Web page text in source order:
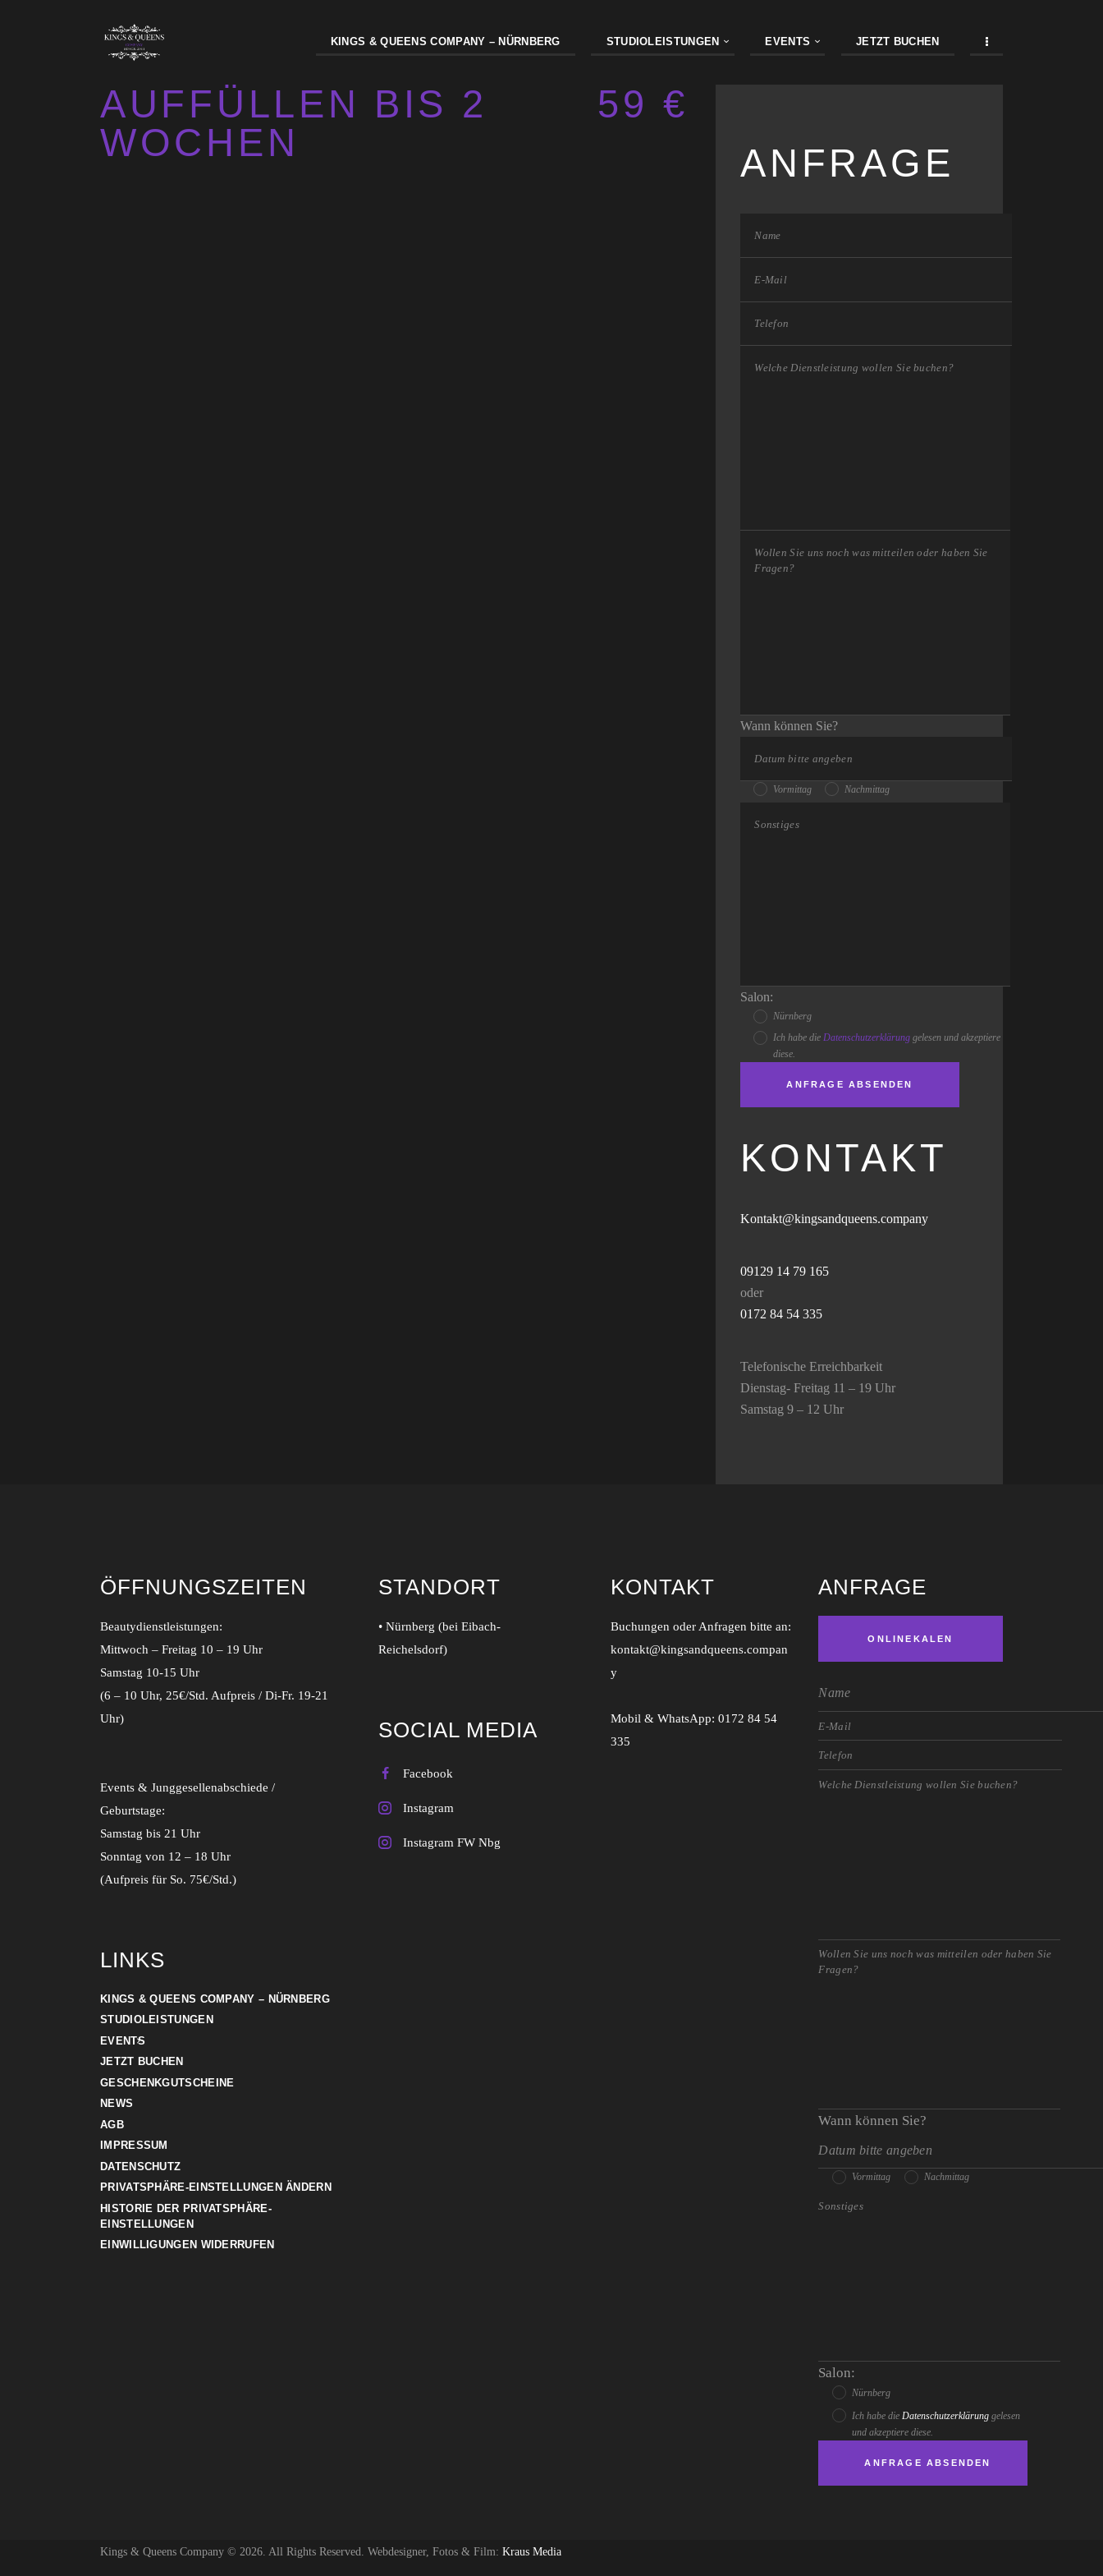
KINGS & QUEENS COMPANY – NÜRNBERG STUDIOLEISTUNGEN EVENTS JETZT BUCHEN
AUFFÜLLEN BIS 2
WOCHEN
59 €
ANFRAGE
Wann können Sie?
Vormittag Nachmittag
Salon:
Nürnberg
Ich habe dieDatenschutzerklärung gelesen und akzeptiere
diese.
KONTAKT
Kontakt@kingsandqueens.company
09129 14 79 165
oder
0172 84 54 335
Telefonische Erreichbarkeit
Dienstag- Freitag 11 – 19 Uhr
Samstag 9 – 12 Uhr
ÖFFNUNGSZEITEN
Beautydienstleistungen:
Mittwoch – Freitag 10 – 19 Uhr
Samstag 10-15 Uhr
(6 – 10 Uhr, 25€/Std. Aufpreis / Di-Fr. 19-21
Uhr)
Events & Junggesellenabschiede /
Geburtstage:
Samstag bis 21 Uhr
Sonntag von 12 – 18 Uhr
(Aufpreis für So. 75€/Std.)
LINKS
KINGS & QUEENS COMPANY – NÜRNBERG
STUDIOLEISTUNGEN
EVENTS
JETZT BUCHEN
GESCHENKGUTSCHEINE
NEWS
AGB
IMPRESSUM
DATENSCHUTZ
PRIVATSPHÄRE-EINSTELLUNGEN ÄNDERN
HISTORIE DER PRIVATSPHÄRE-
EINSTELLUNGEN
EINWILLIGUNGEN WIDERRUFEN
STANDORT
• Nürnberg (bei Eibach-
Reichelsdorf)
SOCIAL MEDIA
Facebook
Instagram
Instagram FW Nbg
KONTAKT
Buchungen oder Anfragen bitte an:
kontakt@kingsandqueens.compan
y
Mobil & WhatsApp: 0172 84 54
335
ANFRAGE
ONLINEKALEN
Wann können Sie?
Vormittag Nachmittag
Salon:
Nürnberg
Ich habe dieDatenschutzerklärung gelesen
und akzeptiere diese.
Kings & Queens Company © 2026. All Rights Reserved. Webdesigner, Fotos & Film: Kraus Media